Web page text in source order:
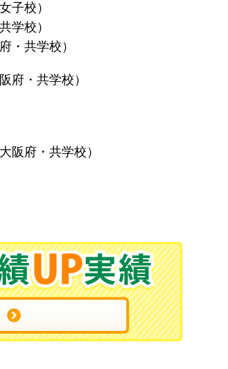
子校）
校）
学校）
・共学校）
府・共学校）